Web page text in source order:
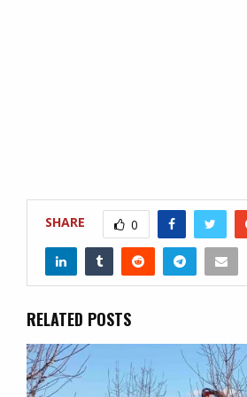
SHARE 0
RELATED POSTS